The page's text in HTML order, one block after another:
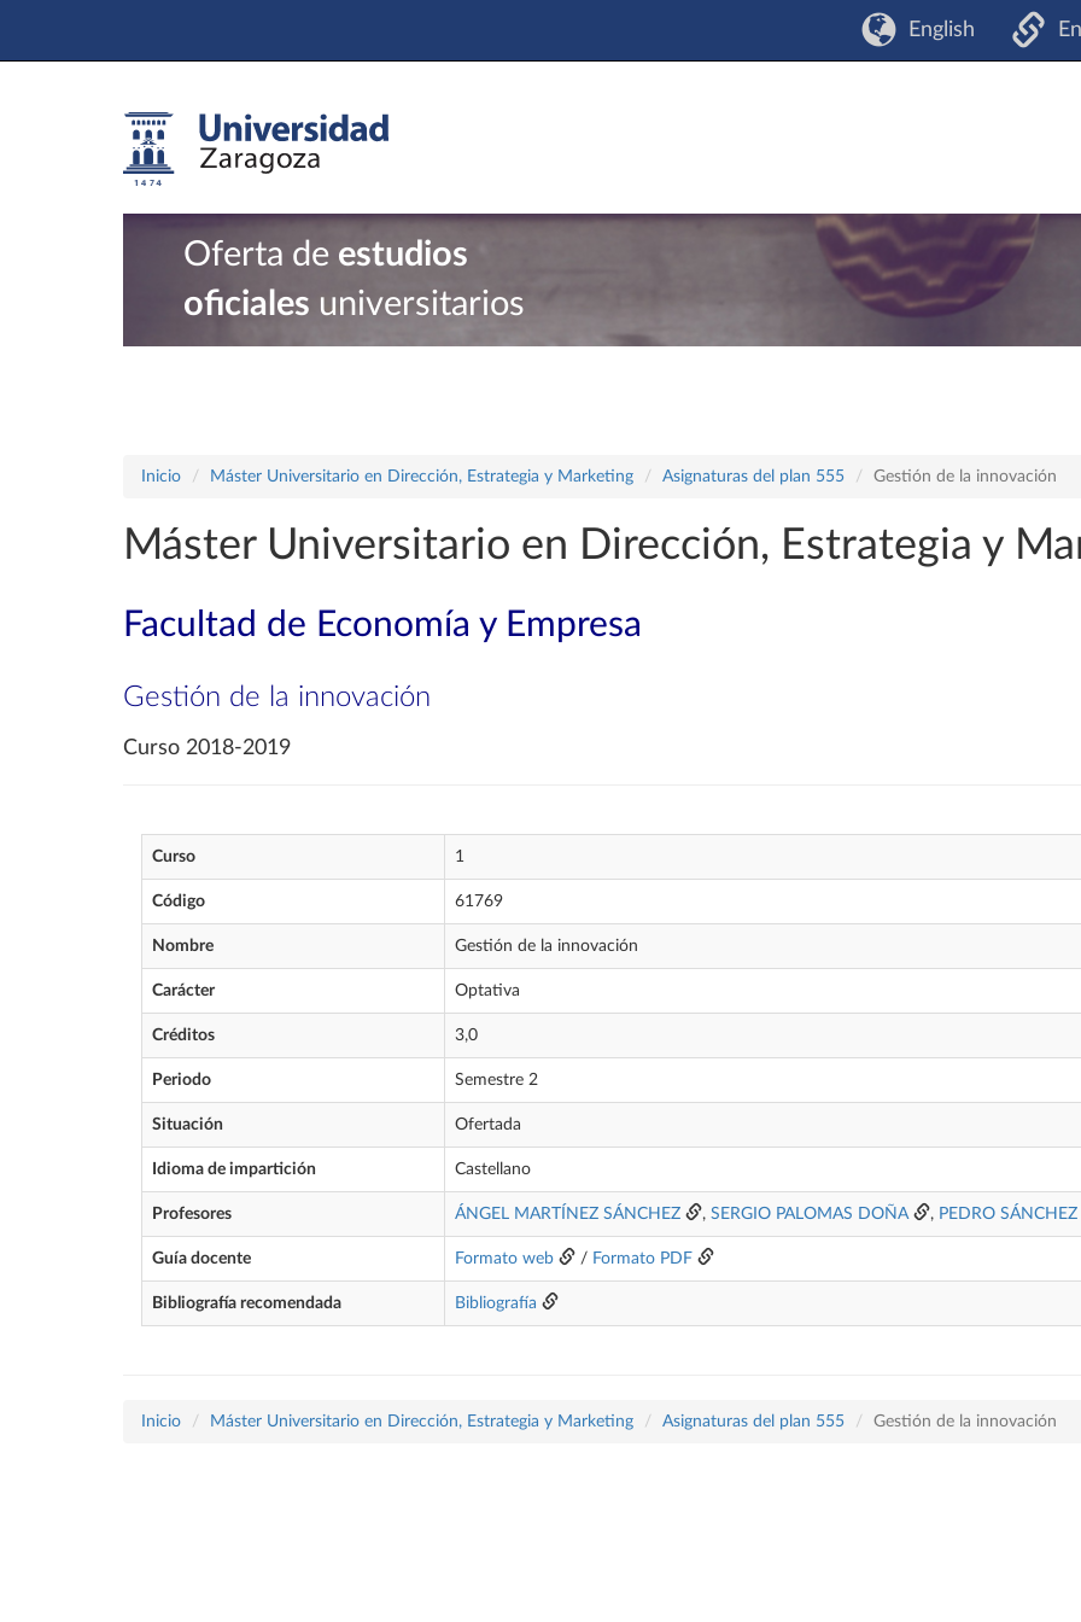
English
Oferta de estudios
oficiales universitarios
Inicio Máster Universitario en Dirección, Estrategia y Marketing Asignaturas del plan 555 Gestión de la innovación
Máster Universitario en Dirección, Estrategia y
Facultad de Economía y Empresa
Gestión de la innovación
Curso 2018-2019
Curso 1
Código 61769
Nombre Gestión de la innovación
Carácter Optativa
Créditos 3,0
Periodo Semestre 2
Situación Ofertada
Idioma de impartición Castellano
Profesores ÁNGEL MARTÍNEZ SÁNCHEZ , SERGIO PALOMAS DOÑA , PEDRO SÁNCHEZ
Guía docente Formato web / Formato PDF
Bibliografía recomendada Bibliografía
Inicio Máster Universitario en Dirección, Estrategia y Marketing Asignaturas del plan 555 Gestión de la innovación